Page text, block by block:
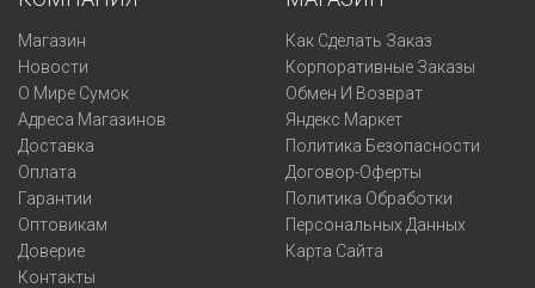
Магазин
Новости
О Мире Сумок
Адреса Магазинов
Доставка
Оплата
Гарантии
Оптовикам
Доверие
Контакты
Как Сделать Заказ
Корпоративные Заказы
Обмен И Возврат
Яндекс Маркет
Политика Безопасности
Договор-Оферты
Политика Обработки
Персональных Данных
Карта Сайта